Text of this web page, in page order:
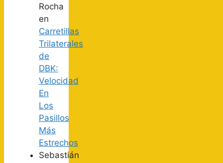
Rocha
en
Carretillas
Trilaterales
de
DBK:
Velocidad
En
Los
Pasillos
Más
Estrechos
Sebastián